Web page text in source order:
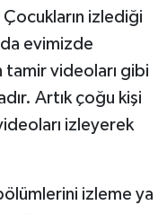
izlediği
evimizde
tamir videoları gibi
Artık çoğu kişi
izleyerek
izleme ya